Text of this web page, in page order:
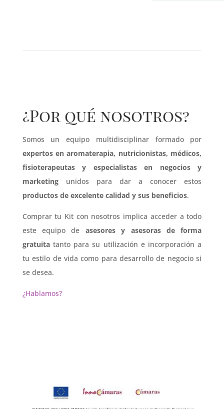
¿Por qué nosotros?
Somos un equipo multidisciplinar formado por
expertos en aromaterapia, nutricionistas, médicos,
fisioterapeutas y especialistas en negocios y
marketingunidos para dar a conocer estos
productos de excelente calidad y sus beneficios.
Comprar tu Kit con nosotros implica acceder a todo
este equipo de asesores y asesoras de forma
gratuitatanto para su utilización e incorporación a
tu estilo de vida como para desarrollo de negocio si
se desea.
¿Hablamos?